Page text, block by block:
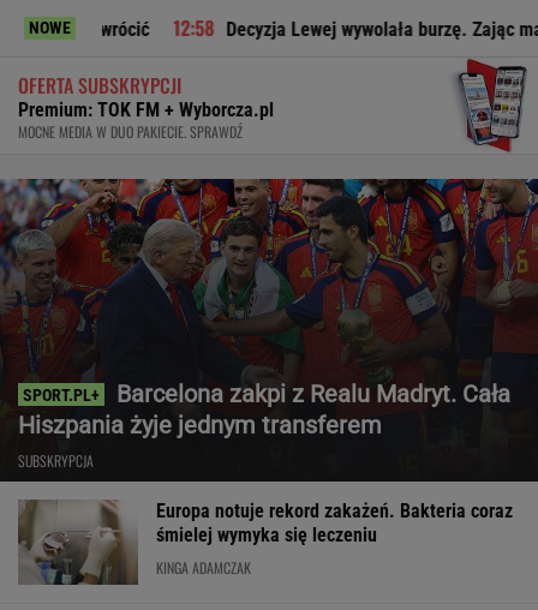
NOWE Decyzja Lewej wywolała burzę. Zając ma jasne
OFERTA SUBSKRYPCJI
Premium: TOK FM + Wyborcza.pl
MOCNE MEDIA W DUO PAKIECIE. SPRAWDŹ
Barcelona zakpi z Realu Madryt. Cała
Hiszpania żyje jednym transferem
SUBSKRYPCJA
Europa notuje rekord zakażeń. Bakteria coraz
śmielej wymyka się leczeniu
KINGA ADAMCZAK